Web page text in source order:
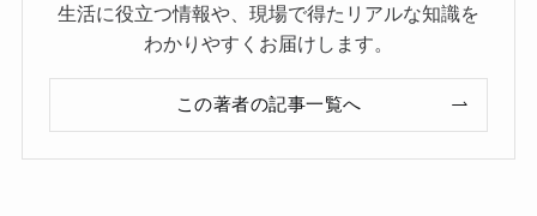
生活に役立つ情報や、現場で得たリアルな知識を
わかりやすくお届けします。
この著者の記事一覧へ